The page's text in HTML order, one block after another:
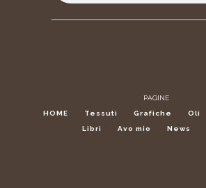
PAGINE
HOME
Tessuti Grafiche Oli
Libri
Avo mio News